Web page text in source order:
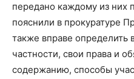
передано каждому из них
пояснили в прокуратуре
также вправе определить
частности, свои права и
содержанию, способы